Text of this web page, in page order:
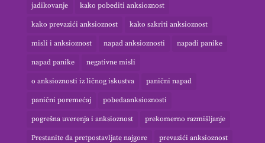
jadikovanje kako pobediti anksioznost
kako prevazići anksioznost kako sakriti anksioznost
misli i anksioznost napad anksioznosti napadi panike
napad panike negativne misli
o anksioznosti iz ličnog iskustva panični napad
panični poremećaj pobedaanksioznosti
pogrešna uverenja i anksioznost prekomerno razmišljanje
Prestanite da pretpostavljate najgore prevazići anksioznost